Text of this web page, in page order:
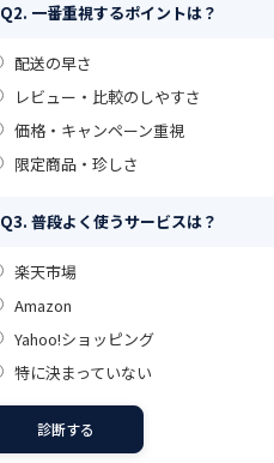
Q2. 一番重視するポイントは？
配送の早さ
レビュー・比較のしやすさ
価格・キャンペーン重視
限定商品・珍しさ
Q3. 普段よく使うサービスは？
楽天市場
Amazon
Yahoo!ショッピング
特に決まっていない
診断する